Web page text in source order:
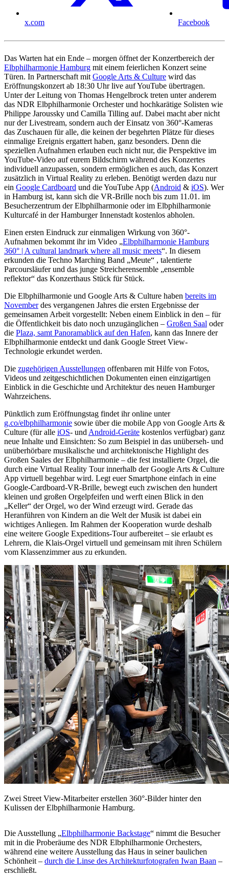
x.com Facebook
Das Warten hat ein Ende – morgen öffnet der Konzertbereich der
Elbphilharmonie Hamburg mit einem feierlichen Konzert seine
Türen. In Partnerschaft mitGoogle Arts & Culture wird das
Eröffnungskonzert ab 18:30 Uhr live auf YouTube übertragen.
Unter der Leitung von Thomas Hengelbrock treten unter anderem
das NDR Elbphilharmonie Orchester und hochkarätige Solisten wie
Philippe Jaroussky und Camilla Tilling auf. Dabei macht aber nicht
nur der Livestream, sondern auch der Einsatz von 360°-Kameras
das Zuschauen für alle, die keinen der begehrten Plätze für dieses
einmalige Ereignis ergattert haben, ganz besonders. Denn die
speziellen Aufnahmen erlauben euch nicht nur, die Perspektive im
YouTube-Video auf eurem Bildschirm während des Konzertes
individuell anzupassen, sondern ermöglichen es auch, das Konzert
zusätzlich in Virtual Reality zu erleben. Benötigt werden dazu nur
ein Google Cardboard und die YouTube App (Android & iOS). Wer
in Hamburg ist, kann sich die VR-Brille noch bis zum 11.01. im
Besucherzentrum der Elbphilharmonie oder im Elbphilharmonie
Kulturcafé in der Hamburger Innenstadt kostenlos abholen.
Einen ersten Eindruck zur einmaligen Wirkung von 360°-
Aufnahmen bekommt ihr im Video „Elbphilharmonie Hamburg
360° | A cultural landmark where all music meets“. In diesem
erkunden die Techno Marching Band „Meute“ , talentierte
Parcoursläufer und das junge Streicherensemble „ensemble
reflektor“ das Konzerthaus Stück für Stück.
Die Elbphilharmonie und Google Arts & Culture haben bereits im
Novemberdes vergangenen Jahres die ersten Ergebnisse der
gemeinsamen Arbeit vorgestellt: Neben einem Einblick in den – für
die Öffentlichkeit bis dato noch unzugänglichen – Großen Saal oder
die Plaza, samt Panoramablick auf den Hafen, kann das Innere der
Elbphilharmonie entdeckt und dank Google Street View-
Technologie erkundet werden.
Die zugehörigen Ausstellungen offenbaren mit Hilfe von Fotos,
Videos und zeitgeschichtlichen Dokumenten einen einzigartigen
Einblick in die Geschichte und Architektur des neuen Hamburger
Wahrzeichens.
Pünktlich zum Eröffnungstag findet ihr online unter
g.co/elbphilharmonie sowie über die mobile App von Google Arts &
Culture (für alle iOS- undAndroid-Geräte kostenlos verfügbar) ganz
neue Inhalte und Einsichten: So zum Beispiel in das unüberseh- und
unüberhörbare musikalische und architektonische Highlight des
Großen Saales der Elbphilharmonie – die fest installierte Orgel, die
durch eine Virtual Reality Tour innerhalb der Google Arts & Culture
App virtuell begehbar wird. Legt euer Smartphone einfach in eine
Google-Cardboard-VR-Brille, bewegt euch zwischen den hundert
kleinen und großen Orgelpfeifen und werft einen Blick in den
„Keller“ der Orgel, wo der Wind erzeugt wird. Gerade das
Heranführen von Kindern an die Welt der Musik ist dabei ein
wichtiges Anliegen. Im Rahmen der Kooperation wurde deshalb
eine weitere Google Expeditions-Tour aufbereitet – sie erlaubt es
Lehrern, die Klais-Orgel virtuell und gemeinsam mit ihren Schülern
vom Klassenzimmer aus zu erkunden.
Zwei Street View-Mitarbeiter erstellen 360°-Bilder hinter den
Kulissen der Elbphilharmonie Hamburg.
Die Ausstellung „Elbphilharmonie Backstage“ nimmt die Besucher
mit in die Proberäume des NDR Elbphilharmonie Orchesters,
während eine weitere Ausstellung das Haus in seiner baulichen
Schönheit – durch die Linse des Architekturfotografen Iwan Baan –
erschließt.